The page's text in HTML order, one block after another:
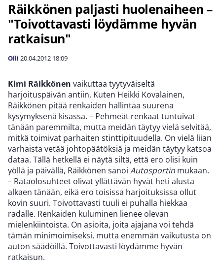
Räikkönen paljasti huolenaiheen –
"Toivottavasti löydämme hyvän
ratkaisun"
Olli 20.04.2012 18:09
Kimi Räikkönen vaikuttaa tyytyväiseltä
harjoituspäivän antiin. Kuten Heikki Kovalainen,
Räikkönen pitää renkaiden hallintaa suurena
kysymyksenä kisassa. – Pehmeät renkaat tuntuivat
tänään paremmilta, mutta meidän täytyy vielä selvitää,
mitkä toimivat parhaiten stinttipituudella. On vielä liian
varhaista vetää johtopäätöksiä ja meidän täytyy katsoa
dataa. Tällä hetkellä ei näytä siltä, että ero olisi kuin
yöllä ja päivällä, Räikkönen sanoi Autosportin mukaan.
– Rataolosuhteet olivat yllättävän hyvät heti alusta
alkaen tänään, eikä ero toisissa harjoituksissa ollut
kovin suuri. Toivottavasti tuuli ei puhalla hiekkaa
radalle. Renkaiden kuluminen lienee olevan
mielenkiintoista. On asioita, joita ajajana voi tehdä
tämän minimoimiseksi, mutta enemmän vaikutusta on
auton säädöillä. Toivottavasti löydämme hyvän
ratkaisun.